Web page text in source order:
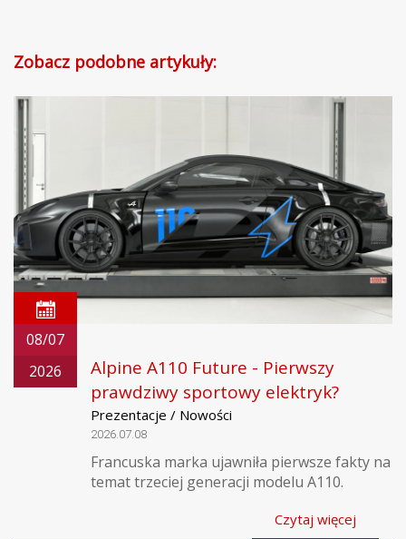
Zobacz podobne artykuły:
08/07
2026
Alpine A110 Future - Pierwszy
prawdziwy sportowy elektryk?
Prezentacje / Nowości
2026.07.08
Francuska marka ujawniła pierwsze fakty na
temat trzeciej generacji modelu A110.
Czytaj więcej